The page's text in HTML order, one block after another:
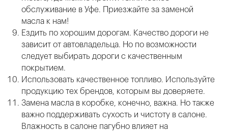
обслуживание в Уфе. Приезжайте за заменой
масла к нам!
Ездить по хорошим дорогам. Качество дороги не
зависит от автовладельца. Но по возможности
следует выбирать дороги с качественным
покрытием.
Использовать качественное топливо. Используйте
продукцию тех брендов, которым вы доверяете.
Замена масла в коробке, конечно, важна. Но также
важно поддерживать сухость и чистоту в салоне.
Влажность в салоне пагубно влияет на